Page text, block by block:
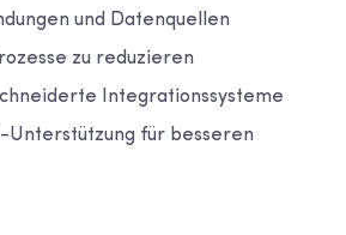
und Datenquellen
zu reduzieren
Integrationssysteme
Unterstützung für besseren